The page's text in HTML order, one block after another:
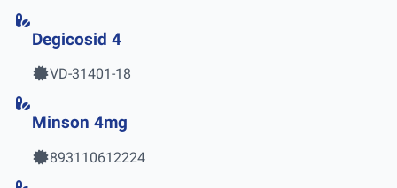
Degicosid 4
VD-31401-18
Minson 4mg
893110612224